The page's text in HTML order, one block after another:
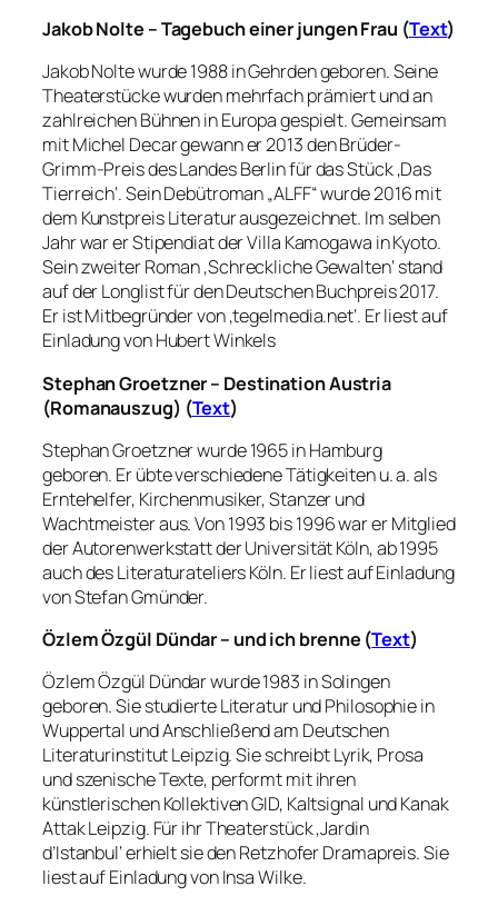
Jakob Nolte – Tagebuch einer jungen Frau (Text)
Jakob Nolte wurde 1988 in Gehrden geboren. Seine
Theaterstücke wurden mehrfach prämiert und an
zahlreichen Bühnen in Europa gespielt. Gemeinsam
mit Michel Decar gewann er 2013 den Brüder-
Grimm-Preis des Landes Berlin für das Stück ‚Das
Tierreich‘. Sein Debütroman „ALFF“ wurde 2016 mit
dem Kunstpreis Literatur ausgezeichnet. Im selben
Jahr war er Stipendiat der Villa Kamogawa in Kyoto.
Sein zweiter Roman ‚Schreckliche Gewalten‘ stand
auf der Longlist für den Deutschen Buchpreis 2017.
Er ist Mitbegründer von ‚tegelmedia.net‘. Er liest auf
Einladung von Hubert Winkels
Stephan Groetzner – Destination Austria
(Romanauszug) (Text)
Stephan Groetzner wurde 1965 in Hamburg
geboren. Er übte verschiedene Tätigkeiten u. a. als
Erntehelfer, Kirchenmusiker, Stanzer und
Wachtmeister aus. Von 1993 bis 1996 war er Mitglied
der Autorenwerkstatt der Universität Köln, ab 1995
auch des Literaturateliers Köln. Er liest auf Einladung
von Stefan Gmünder.
Özlem Özgül Dündar – und ich brenne (Text)
Özlem Özgül Dündar wurde 1983 in Solingen
geboren. Sie studierte Literatur und Philosophie in
Wuppertal und Anschließend am Deutschen
Literaturinstitut Leipzig. Sie schreibt Lyrik, Prosa
und szenische Texte, performt mit ihren
künstlerischen Kollektiven GID, Kaltsignal und Kanak
Attak Leipzig. Für ihr Theaterstück ‚Jardin
d’Istanbul‘ erhielt sie den Retzhofer Dramapreis. Sie
liest auf Einladung von Insa Wilke.